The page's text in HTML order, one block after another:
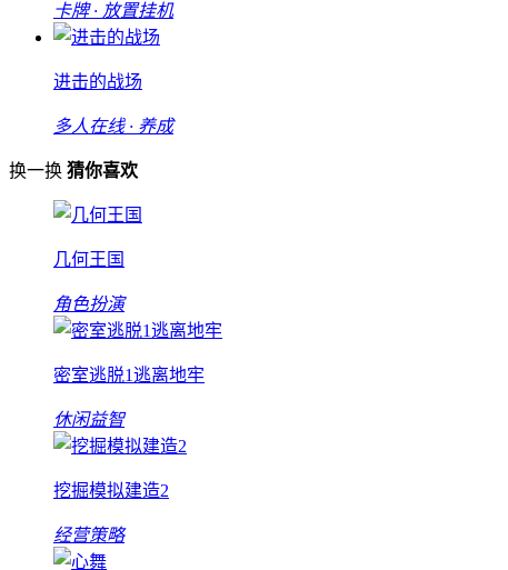
卡牌 · 放置挂机
进击的战场
多人在线 · 养成
换一换 猜你喜欢
几何王国
角色扮演
密室逃脱1逃离地牢
休闲益智
挖掘模拟建造2
经营策略